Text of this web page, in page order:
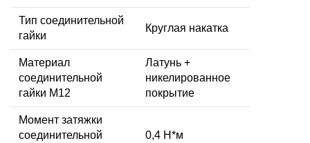
Тип соединительной
гайки
Круглая накатка
Материал
соединительной
гайки M12
Латунь +
никелированное
покрытие
Момент затяжки
соединительной
0,4 Н*м